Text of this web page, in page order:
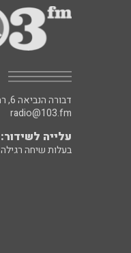
דבורה הנביאה 6, רמת השרון
radio@103.fm
עלייה לשידור: 0552-103-103
בעלות שיחה רגילה